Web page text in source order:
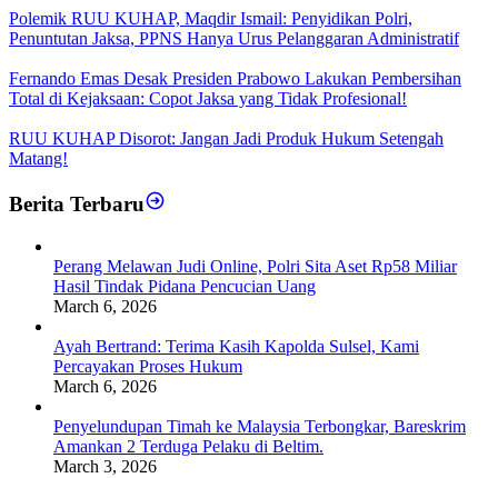
Polemik RUU KUHAP, Maqdir Ismail: Penyidikan Polri,
Penuntutan Jaksa, PPNS Hanya Urus Pelanggaran Administratif
Fernando Emas Desak Presiden Prabowo Lakukan Pembersihan
Total di Kejaksaan: Copot Jaksa yang Tidak Profesional!
RUU KUHAP Disorot: Jangan Jadi Produk Hukum Setengah
Matang!
Berita Terbaru
Perang Melawan Judi Online, Polri Sita Aset Rp58 Miliar
Hasil Tindak Pidana Pencucian Uang
March 6, 2026
Ayah Bertrand: Terima Kasih Kapolda Sulsel, Kami
Percayakan Proses Hukum
March 6, 2026
Penyelundupan Timah ke Malaysia Terbongkar, Bareskrim
Amankan 2 Terduga Pelaku di Beltim.
March 3, 2026